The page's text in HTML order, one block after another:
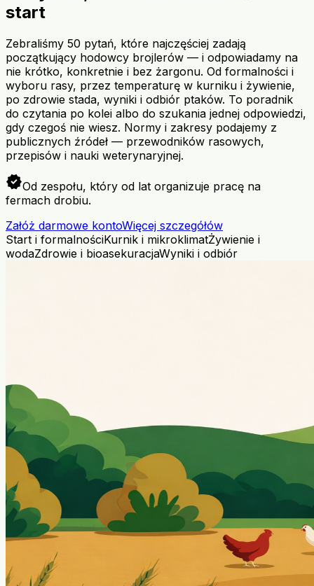
start
Zebraliśmy 50 pytań, które najczęściej zadają
początkujący hodowcy brojlerów — i odpowiadamy na
nie krótko, konkretnie i bez żargonu. Od formalności i
wyboru rasy, przez temperaturę w kurniku i żywienie,
po zdrowie stada, wyniki i odbiór ptaków. To poradnik
do czytania po kolei albo do szukania jednej odpowiedzi,
gdy czegoś nie wiesz. Normy i zakresy podajemy z
publicznych źródeł — przewodników rasowych,
przepisów i nauki weterynaryjnej.
verifiedOd zespołu, który od lat organizuje pracę na
fermach drobiu.
Załóż darmowe kontoWięcej szczegółów
Start i formalnościKurnik i mikroklimatŻywienie i
wodaZdrowie i bioasekuracjaWyniki i odbiór